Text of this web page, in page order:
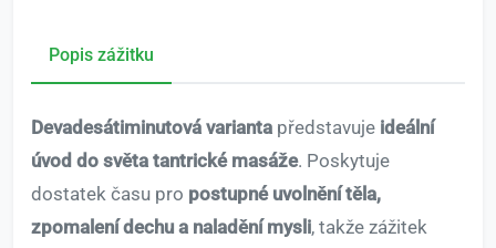
Popis zážitku
Devadesátiminutová varianta představuje ideální
úvod do světa tantrické masáže. Poskytuje
dostatek času pro postupné uvolnění těla,
zpomalení dechu a naladění mysli, takže zážitek